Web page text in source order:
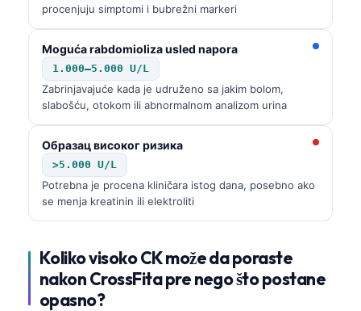
procenjuju simptomi i bubrežni markeri
Moguća rabdomioliza usled napora
1.000–5.000 U/L
Zabrinjavajuće kada je udruženo sa jakim bolom,
slabošću, otokom ili abnormalnom analizom urina
Образац високог ризика
>5.000 U/L
Potrebna je procena kliničara istog dana, posebno ako
se menja kreatinin ili elektroliti
Koliko visoko CK može da poraste
nakon CrossFita pre nego što postane
opasno?